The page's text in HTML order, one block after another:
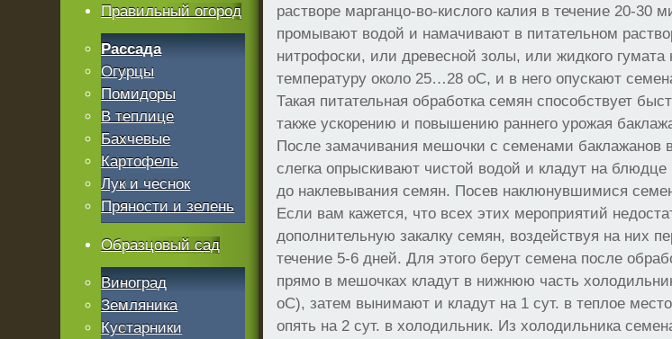
растворе марганцо-во-кислого калия в течение 20-30
промывают водой и намачивают в питательном
нитрофоски, или древесной золы, или жидкого гумата
температуру около 25…28 оС, и в него опускают
Такая питательная обработка семян способствует
также ускорению и повышению раннего урожая
После замачивания мешочки с семенами баклажанов
слегка опрыскивают чистой водой и кладут на
до наклевывания семян. Посев наклюнувшимися
Если вам кажется, что всех этих мероприятий
дополнительную закалку семян, воздействуя на них
течение 5-6 дней. Для этого берут семена после
прямо в мешочках кладут в нижнюю часть
оС), затем вынимают и кладут на 1 сут. в теплое
опять на 2 сут. в холодильник. Из холодильника
Правильный огород
Рассада
Огурцы
Помидоры
В теплице
Бахчевые
Картофель
Лук и чеснок
Пряности и зелень
Образцовый сад
Виноград
Земляника
Кустарники